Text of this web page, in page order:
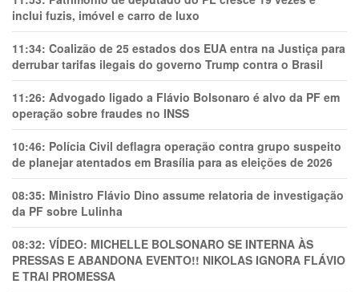
inclui fuzis, imóvel e carro de luxo
11:34: Coalizão de 25 estados dos EUA entra na Justiça para
derrubar tarifas ilegais do governo Trump contra o Brasil
11:26: Advogado ligado a Flávio Bolsonaro é alvo da PF em
operação sobre fraudes no INSS
10:46: Polícia Civil deflagra operação contra grupo suspeito
de planejar atentados em Brasília para as eleições de 2026
08:35: Ministro Flávio Dino assume relatoria de investigação
da PF sobre Lulinha
08:32: VÍDEO: MICHELLE BOLSONARO SE INTERNA ÀS
PRESSAS E ABANDONA EVENTO!! NIKOLAS IGNORA FLÁVIO
E TRAl PROMESSA